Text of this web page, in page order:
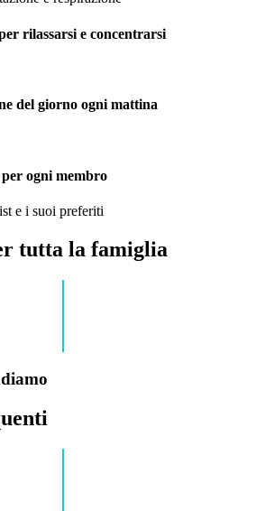
rilassarsi e concentrarsi
del giorno ogni mattina
ogni membro
e i suoi preferiti
tutta la famiglia